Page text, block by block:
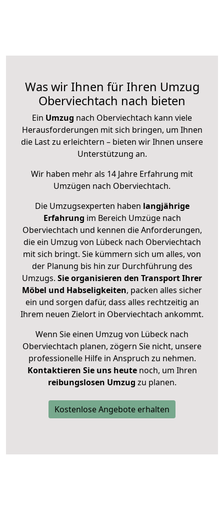
Was wir Ihnen für Ihren Umzug
Oberviechtach nach bieten
Ein Umzug nach Oberviechtach kann viele
Herausforderungen mit sich bringen, um Ihnen
die Last zu erleichtern – bieten wir Ihnen unsere
Unterstützung an.
Wir haben mehr als 14 Jahre Erfahrung mit
Umzügen nach Oberviechtach.
Die Umzugsexperten haben langjährige
Erfahrung im Bereich Umzüge nach
Oberviechtach und kennen die Anforderungen,
die ein Umzug von Lübeck nach Oberviechtach
mit sich bringt. Sie kümmern sich um alles, von
der Planung bis hin zur Durchführung des
Umzugs. Sie organisieren den Transport Ihrer
Möbel und Habseligkeiten, packen alles sicher
ein und sorgen dafür, dass alles rechtzeitig an
Ihrem neuen Zielort in Oberviechtach ankommt.
Wenn Sie einen Umzug von Lübeck nach
Oberviechtach planen, zögern Sie nicht, unsere
professionelle Hilfe in Anspruch zu nehmen.
Kontaktieren Sie uns heutenoch, um Ihren
reibungslosen Umzug zu planen.
Kostenlose Angebote erhalten